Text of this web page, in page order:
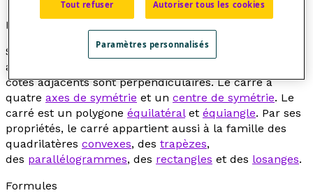
Propriétés
Ses deux diagonales sont isométriques et se coupent à
angle droit. Ses côtés opposés sont parallèles et ses
côtés adjacents sont perpendiculaires. Le carré a
quatre axes de symétrie et un centre de symétrie. Le
carré est un polygone équilatéralet équiangle. Par ses
propriétés, le carré appartient aussi à la famille des
quadrilatères convexes, des trapèzes,
des parallélogrammes, des rectangles et des losanges.
Formules
Tout refuser Autoriser tous les cookies
Paramètres personnalisés